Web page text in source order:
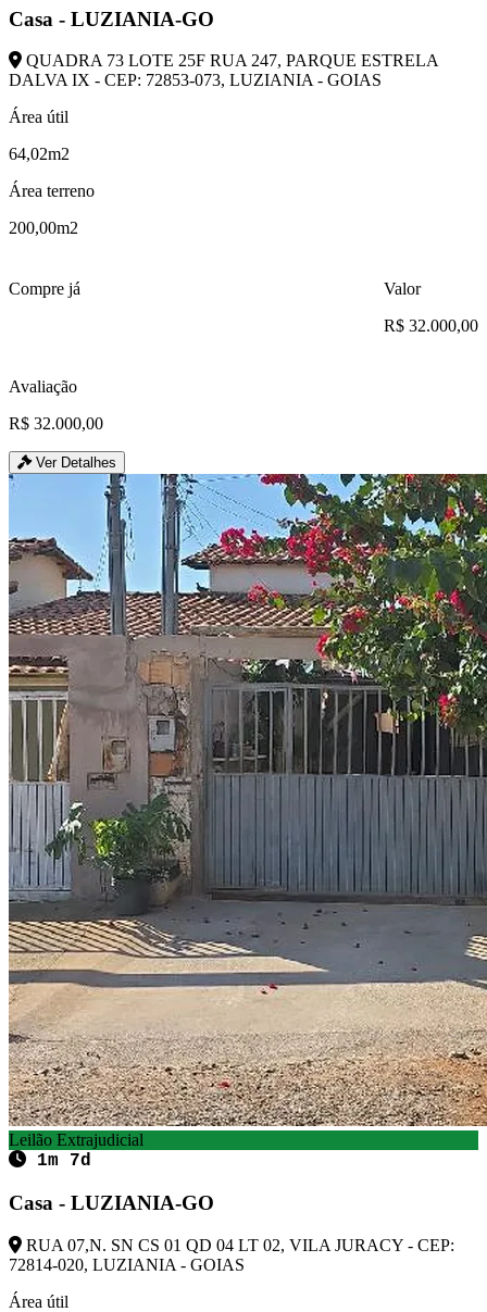
Casa - LUZIANIA-GO
QUADRA 73 LOTE 25F RUA 247, PARQUE ESTRELA
DALVA IX - CEP: 72853-073, LUZIANIA - GOIAS
Área útil
64,02m2
Área terreno
200,00m2
Compre já
Valor
R$ 32.000,00
Avaliação
R$ 32.000,00
Ver Detalhes
Leilão Extrajudicial
1m 7d
Casa - LUZIANIA-GO
RUA 07,N. SN CS 01 QD 04 LT 02, VILA JURACY - CEP:
72814-020, LUZIANIA - GOIAS
Área útil